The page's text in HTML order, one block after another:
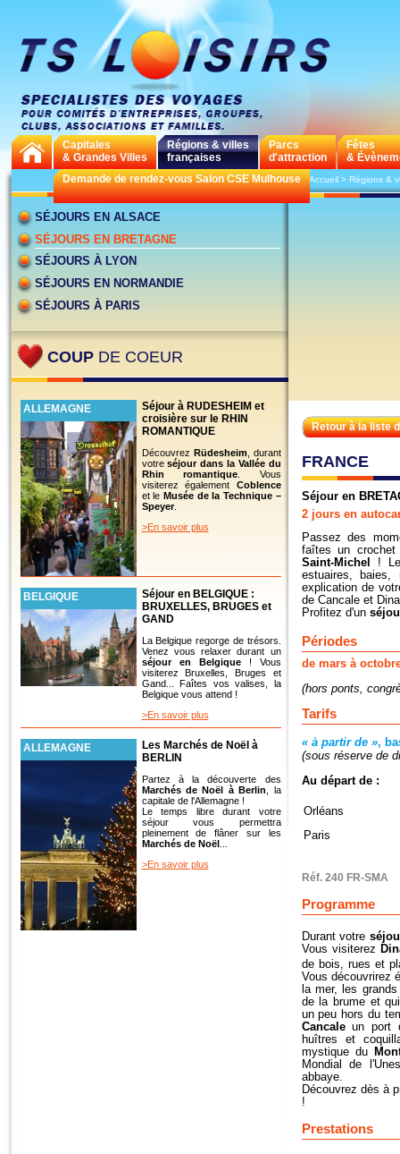
Capitales
& Grandes Villes
Régions & villes
françaises
Parcs
d'attraction
Fêtes
&
Demande de rendez-vous Salon CSE Mulhouse
SÉJOURS EN ALSACE
SÉJOURS EN BRETAGNE
SÉJOURS À LYON
SÉJOURS EN NORMANDIE
SÉJOURS À PARIS
COUP DE COEUR
ALLEMAGNE
Séjour à RUDESHEIM et
croisière sur le RHIN
ROMANTIQUE
Découvrez Rüdesheim, durant
votreséjour dans la Vallée du
Rhin romantique . Vous
visiterez également Coblence
et le Musée de la Technique –
Speyer.
>En savoir plus
BELGIQUE
Séjour en BELGIQUE :
BRUXELLES, BRUGES et
GAND
La Belgique regorge de trésors.
Venez vous relaxer durant un
séjour en Belgique! Vous
visiterez Bruxelles, Bruges et
Gand... Faîtes vos valises, la
Belgique vous attend !
>En savoir plus
ALLEMAGNE
Les Marchés de Noël à
BERLIN
Partez à la découverte des
Marchés de Noël à Berlin , la
capitale de l'Allemagne !
Le temps libre durant votre
séjour vous permettra
pleinement de flâner sur les
Marchés de Noël...
>En savoir plus
>Accueil> Régions &
Retour à la liste
FRANCE
Séjour en
2 jours en
Passez des
faîtes un
Saint-Michel
!
estuaires,
explication de
de Cancale et
Profitez d'un
Périodes
de mars à
(hors ponts,
Tarifs
« à partir de »,
(sous réserve de
Au départ de :
Orléans
Paris
Réf. 240 FR-SMA
Programme
Durant votre
Vous visiterez
de bois, rues et
Vous découvrirez
la mer, les
de la brume et
un peu hors du
Cancaleun port
huîtres et
mystique du
Mondial de
abbaye.
Découvrez dès à
!
Prestations